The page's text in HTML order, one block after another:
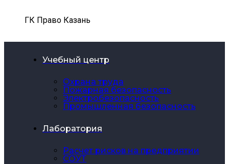
ГК Право Казань
Учебный центр
Охрана труда
Пожарная безопасность
Электробезопасность
Промышленная безопасность
Лаборатория
Расчет рисков на предприятии
СОУТ